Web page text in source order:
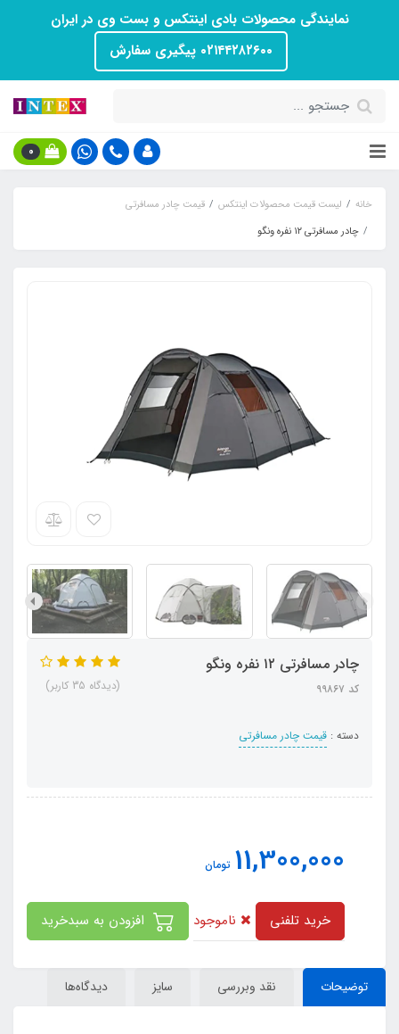
نمایندگی محصولات بادی اینتکس و بست وی در ایران
۰۲۱۴۴۲۸۲۶۰۰ پیگیری سفارش
0
خانه لیست قیمت محصولات اینتکس
قیمت چادر مسافرتی
چادر مسافرتی ۱۲ نفره ونگو
چادر مسافرتی ۱۲ نفره ونگو
کد ۹۹۸۶۷
دسته : قیمت چادر مسافرتی
(دیدگاه 35 کاربر)
11,300,000 تومان
خرید تلفنی ناموجود
توضیحات نقد وبررسی سایز دیدگاه‌ها